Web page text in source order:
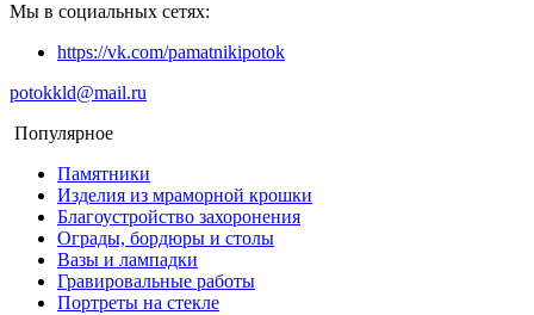
Мы в социальных сетях:
https://vk.com/pamatnikipotok
potokkld@mail.ru
Популярное
Памятники
Изделия из мраморной крошки
Благоустройство захоронения
Ограды, бордюры и столы
Вазы и лампадки
Гравировальные работы
Портреты на стекле